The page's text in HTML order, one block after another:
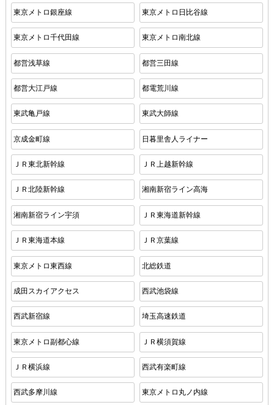
東京メトロ銀座線 東京メトロ日比谷線
東京メトロ千代田線 東京メトロ南北線
都営浅草線 都営三田線
都営大江戸線 都電荒川線
東武亀戸線 東武大師線
京成金町線 日暮里舎人ライナー
ＪＲ東北新幹線 ＪＲ上越新幹線
ＪＲ北陸新幹線 湘南新宿ライン高海
湘南新宿ライン宇須 ＪＲ東海道新幹線
ＪＲ東海道本線 ＪＲ京葉線
東京メトロ東西線 北総鉄道
成田スカイアクセス 西武池袋線
西武新宿線 埼玉高速鉄道
東京メトロ副都心線 ＪＲ横須賀線
ＪＲ横浜線 西武有楽町線
西武多摩川線 東京メトロ丸ノ内線